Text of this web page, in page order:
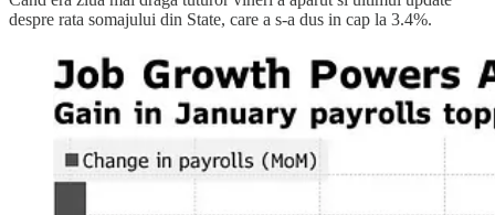
despre rata somajului din State, care a s-a dus in cap la 3.4%.